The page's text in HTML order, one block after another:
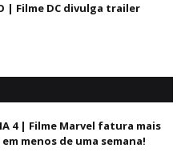
| Filme DC divulga trailer
4 | Filme Marvel fatura mais
em menos de uma semana!